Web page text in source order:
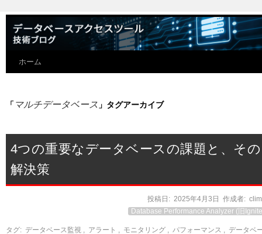
ホーム
「 マルチデータベース 」タグアーカイブ
4つの重要なデータベースの課題と、その
解決策
投稿日: 2025年4月3日 作成者:
Database Performance Analyzer (旧
タグ: データベース監視 , アラート , モニタリング , パフォーマンス , データベ